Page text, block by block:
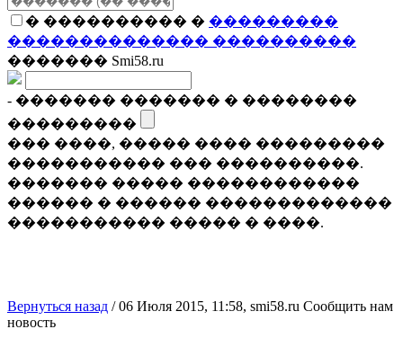
� ���������� � ���������
�������������� ����������
������� Smi58.ru
- ������� ������� � ��������
���������
��� ����, ����� ���� ���������
����������� ��� ����������.
������� ����� ������������
������ � ������ �������������
����������� ����� � ����.
Вернуться назад /06 Июля 2015, 11:58, smi58.ru Сообщить нам
новость